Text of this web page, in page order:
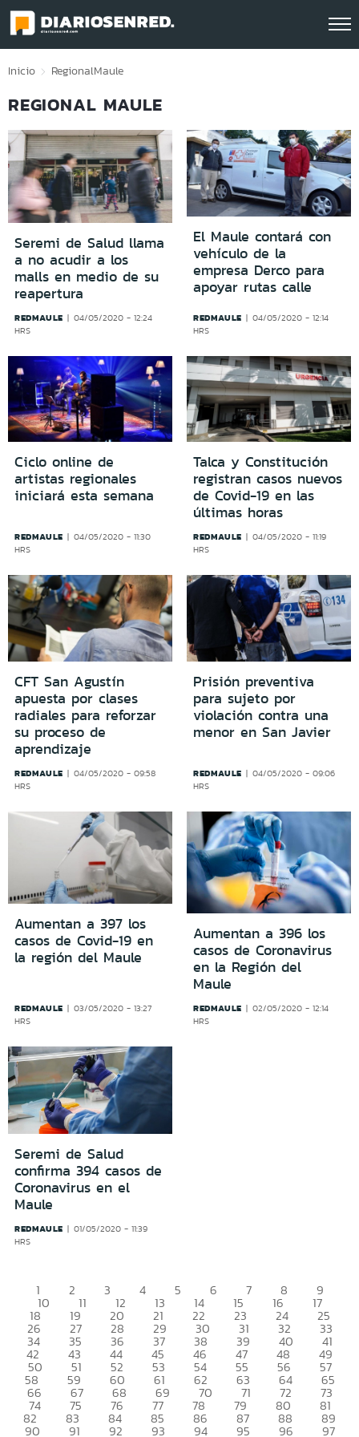
Click acá para ir directamente al contenido
Inicio RegionalMaule
REGIONAL MAULE
Seremi de Salud llama
a no acudir a los
malls en medio de su
reapertura
REDMAULE
04/05/2020 - 12:24
HRS
El Maule contará con
vehículo de la
empresa Derco para
apoyar rutas calle
REDMAULE
04/05/2020 - 12:14
HRS
Ciclo online de
artistas regionales
iniciará esta semana
REDMAULE
04/05/2020 - 11:30
HRS
Talca y Constitución
registran casos nuevos
de Covid-19 en las
últimas horas
REDMAULE
04/05/2020 - 11:19
HRS
CFT San Agustín
apuesta por clases
radiales para reforzar
su proceso de
aprendizaje
REDMAULE
04/05/2020 - 09:58
HRS
Prisión preventiva
para sujeto por
violación contra una
menor en San Javier
REDMAULE
04/05/2020 - 09:06
HRS
Aumentan a 397 los
casos de Covid-19 en
la región del Maule
REDMAULE
03/05/2020 - 13:27
HRS
Aumentan a 396 los
casos de Coronavirus
en la Región del
Maule
REDMAULE
02/05/2020 - 12:14
HRS
Seremi de Salud
confirma 394 casos de
Coronavirus en el
Maule
REDMAULE
01/05/2020 - 11:39
HRS
1 2 3 4 5 6 7 8 9
10 11 12 13 14 15 16 17
18 19 20 21 22 23 24 25
26 27 28 29 30 31 32 33
34 35 36 37 38 39 40 41
42 43 44 45 46 47 48 49
50 51 52 53 54 55 56 57
58 59 60 61 62 63 64 65
66 67 68 69 70 71 72 73
74 75 76 77 78 79 80 81
82 83 84 85 86 87 88 89
90 91 92 93 94 95 96 97